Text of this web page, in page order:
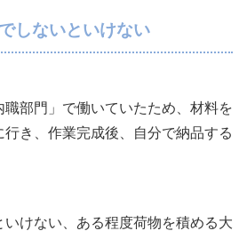
しないといけない
部門」で働いていたため、材料を
行き、作業完成後、自分で納品する
けない、ある程度荷物を積める大